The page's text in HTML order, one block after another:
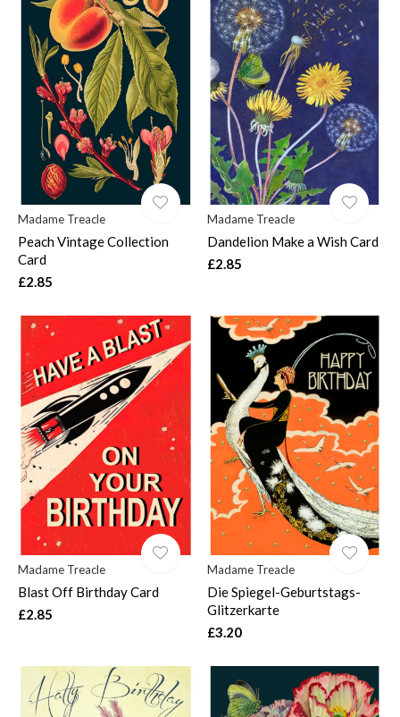
Madame Treacle
Peach Vintage Collection
Card
£2.85
Madame Treacle
Dandelion Make a Wish Card
£2.85
Madame Treacle
Blast Off Birthday Card
£2.85
Madame Treacle
Die Spiegel-Geburtstags-
Glitzerkarte
£3.20